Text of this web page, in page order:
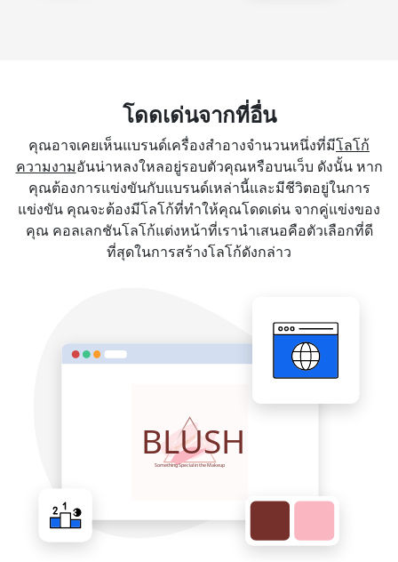
โดดเด่นจากที่อื่น
คุณอาจเคยเห็นแบรนด์เครื่องสำอางจำนวนหนึ่งที่มีโลโก้
ความงามอันน่าหลงใหลอยู่รอบตัวคุณหรือบนเว็บ ดังนั้น หาก
คุณต้องการแข่งขันกับแบรนด์เหล่านี้และมีชีวิตอยู่ในการ
แข่งขัน คุณจะต้องมีโลโก้ที่ทำให้คุณโดดเด่น จากคู่แข่งของ
คุณ คอลเลกชันโลโก้แต่งหน้าที่เรานำเสนอคือตัวเลือกที่ดี
ที่สุดในการสร้างโลโก้ดังกล่าว